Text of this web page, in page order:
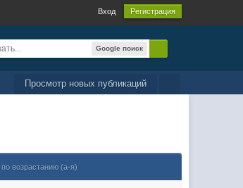
Вход Регистрация
Google поиск
Просмотр новых публикаций
по возрастанию (а-я)